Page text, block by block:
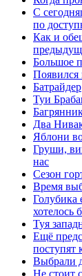
С
по
Как и
Большое
Появился
Батрайдер
Туи
Два
Яблони
Груши,
нас
Сезон
Время
Голубика
хотелось
Туя
Ещё
поступят
Выбрали
Не стоит